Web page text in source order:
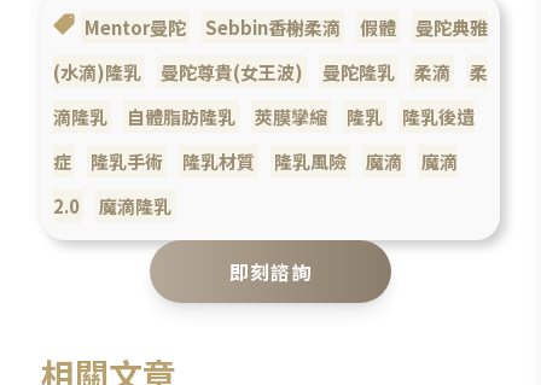
Mentor曼陀 Sebbin香榭柔滴 假體
曼陀典雅
(水滴)隆乳
曼陀尊貴(女王波) 曼陀隆乳 柔滴
柔
滴隆乳
自體脂肪隆乳 莢膜攣縮 隆乳
隆乳後遺
症
隆乳手術 隆乳材質 隆乳風險 魔滴
魔滴
2.0
魔滴隆乳
即刻諮詢
相關文章